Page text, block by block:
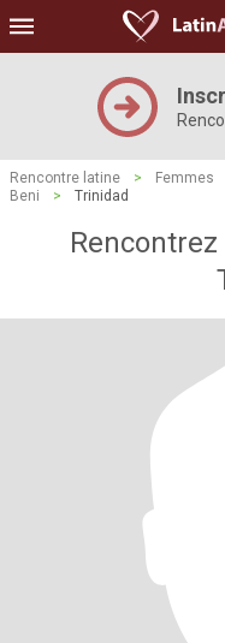
Rencontre latine > Femmes
Beni
> Trinidad